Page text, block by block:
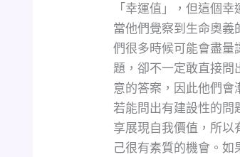
「幸運值」，但這個
當他們覺察到生命奧
們很多時候可能會盡量
題，卻不一定敢直接問
意的答案，因此他們會
若能問出有建設性的
享展現自我價值，所以
己很有素質的機會。